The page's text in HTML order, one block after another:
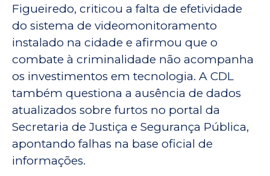
Figueiredo, criticou a falta de efetividade
do sistema de videomonitoramento
instalado na cidade e afirmou que o
combate à criminalidade não acompanha
os investimentos em tecnologia. A CDL
também questiona a ausência de dados
atualizados sobre furtos no portal da
Secretaria de Justiça e Segurança Pública,
apontando falhas na base oficial de
informações.